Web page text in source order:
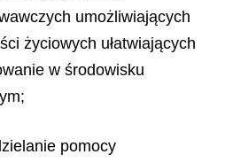
umożliwiających
życiowych ułatwiających
w środowisku
pomocy